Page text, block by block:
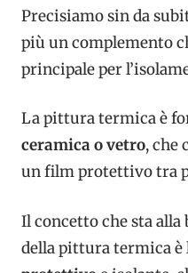
Precisiamo sin da
più un complemento
principale per
La pittura termicaè
ceramica o vetro, che
un film protettivo tra
Il concetto che sta
della pittura termica è